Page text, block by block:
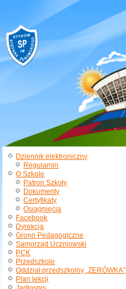
Dziennik elektroniczny
Regulamin
O Szkole
Patron Szkoły
Dokumenty
Certyfikaty
Osiągnięcia
Facebook
Dyrekcja
Grono Pedagogiczne
Samorząd Uczniowski
PCK
Przedszkole
Oddział przedszkolny „ZERÓWKA”
Plan lekcji